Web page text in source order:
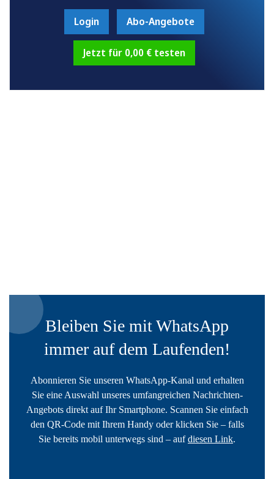
Login Abo-Angebote
Jetzt für 0,00 € testen
Bleiben Sie mit WhatsApp
immer auf dem Laufenden!
Abonnieren Sie unseren WhatsApp-Kanal und erhalten
Sie eine Auswahl unseres umfangreichen Nachrichten-
Angebots direkt auf Ihr Smartphone. Scannen Sie einfach
den QR-Code mit Ihrem Handy oder klicken Sie – falls
Sie bereits mobil unterwegs sind – aufdiesen Link.